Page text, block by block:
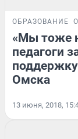
ОБРАЗОВАНИЕ
«Мы тоже
педагоги
поддержку
Омска
13 июня, 2018,